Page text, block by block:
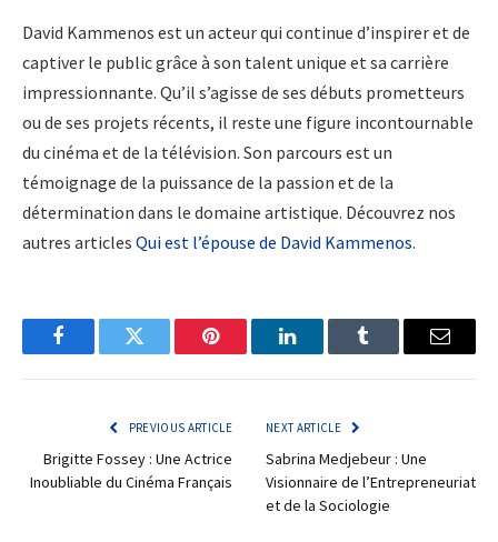
David Kammenos est un acteur qui continue d’inspirer et de
captiver le public grâce à son talent unique et sa carrière
impressionnante. Qu’il s’agisse de ses débuts prometteurs
ou de ses projets récents, il reste une figure incontournable
du cinéma et de la télévision. Son parcours est un
témoignage de la puissance de la passion et de la
détermination dans le domaine artistique. Découvrez nos
autres articles Qui est l’épouse de David Kammenos.
FacebookTwitter Pinterest LinkedInTumblr Email
PREVIOUS ARTICLE
Brigitte Fossey : Une Actrice
Inoubliable du Cinéma Français
NEXT ARTICLE
Sabrina Medjebeur : Une
Visionnaire de l’Entrepreneuriat
et de la Sociologie